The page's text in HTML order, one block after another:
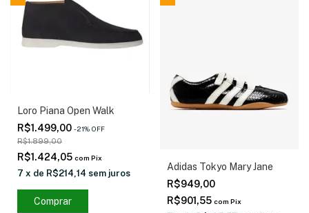
Loro Piana Open Walk
R$1.499,00 -21% OFF
R$1.899,00
R$1.424,05 com Pix
7 x de R$214,14 sem juros
Comprar
Adidas Tokyo Mary Jane
R$949,00
R$901,55 com Pix